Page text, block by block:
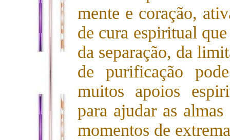
mente e coração,
de cura espiritual
da separação, da
de purificação
muitos apoios
para ajudar as
momentos de